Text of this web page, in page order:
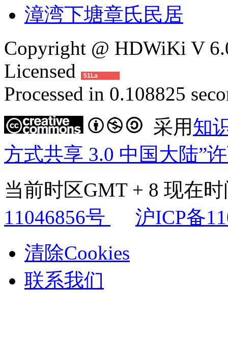
漳湾下塘章氏民居
Copyright @ HDWiKi V
Licensed
51La
Processed in 0.108825
采用知
方式共享 3.0 中国大陆”
当前时区GMT + 8 现在
11046856号
沪ICP备
清除Cookies
联系我们